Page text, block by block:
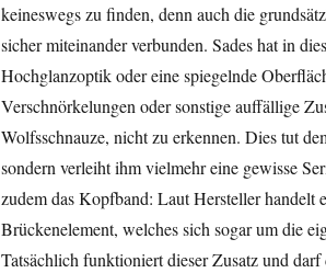
keineswegs zu finden, denn auch die
sicher miteinander verbunden. Sades hat in
Hochglanzoptik oder eine spiegelnde
Verschnörkelungen oder sonstige auffällige
Wolfsschnauze, nicht zu erkennen. Dies tut
sondern verleiht ihm vielmehr eine gewisse
zudem das Kopfband: Laut Hersteller handelt
Brückenelement, welches sich sogar um die
Tatsächlich funktioniert dieser Zusatz und